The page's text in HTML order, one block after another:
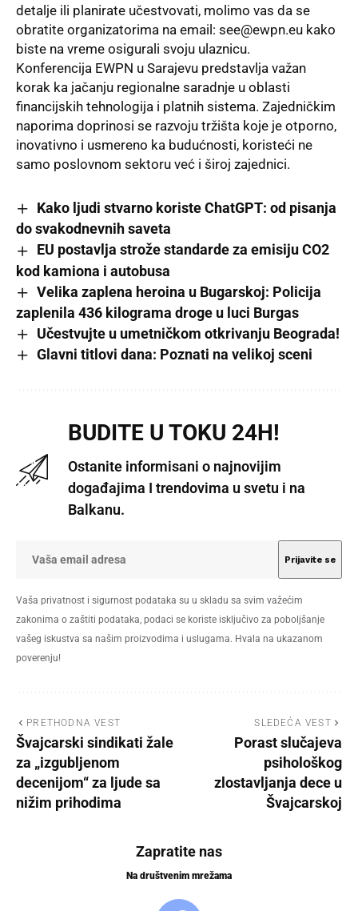
detalje ili planirate učestvovati, molimo vas da se
obratite organizatorima na email: see@ewpn.eu kako
biste na vreme osigurali svoju ulaznicu.
Konferencija EWPN u Sarajevu predstavlja važan
korak ka jačanju regionalne saradnje u oblasti
financijskih tehnologija i platnih sistema. Zajedničkim
naporima doprinosi se razvoju tržišta koje je otporno,
inovativno i usmereno ka budućnosti, koristeći ne
samo poslovnom sektoru već i široj zajednici.
Kako ljudi stvarno koriste ChatGPT: od pisanja
do svakodnevnih saveta
EU postavlja strože standarde za emisiju CO2
kod kamiona i autobusa
Velika zaplena heroina u Bugarskoj: Policija
zaplenila 436 kilograma droge u luci Burgas
Učestvujte u umetničkom otkrivanju Beograda!
Glavni titlovi dana: Poznati na velikoj sceni
BUDITE U TOKU 24H!
Ostanite informisani o najnovijim
događajima I trendovima u svetu i na
Balkanu.
Vaša privatnost i sigurnost podataka su u skladu sa svim važećim
zakonima o zaštiti podataka, podaci se koriste isključivo za poboljšanje
vašeg iskustva sa našim proizvodima i uslugama. Hvala na ukazanom
poverenju!
PRETHODNA VEST
Švajcarski sindikati žale
za „izgubljenom
decenijom“ za ljude sa
nižim prihodima
SLEDEĆA VEST
Porast slučajeva
psihološkog
zlostavljanja dece u
Švajcarskoj
Zapratite nas
Na društvenim mrežama